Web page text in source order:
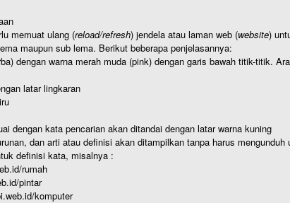
memuat ulang (reload/refresh) jendela atau laman web (website)
maupun sub lema. Berikut beberapa penjelasannya:
dengan warna merah muda (pink) dengan garis bawah titik-titik.
latar lingkaran
dengan kata pencarian akan ditandai dengan latar warna kuning
dan arti atau definisi akan ditampilkan tanpa harus mengunduh
definisi kata, misalnya :
rumah
pintar
komputer